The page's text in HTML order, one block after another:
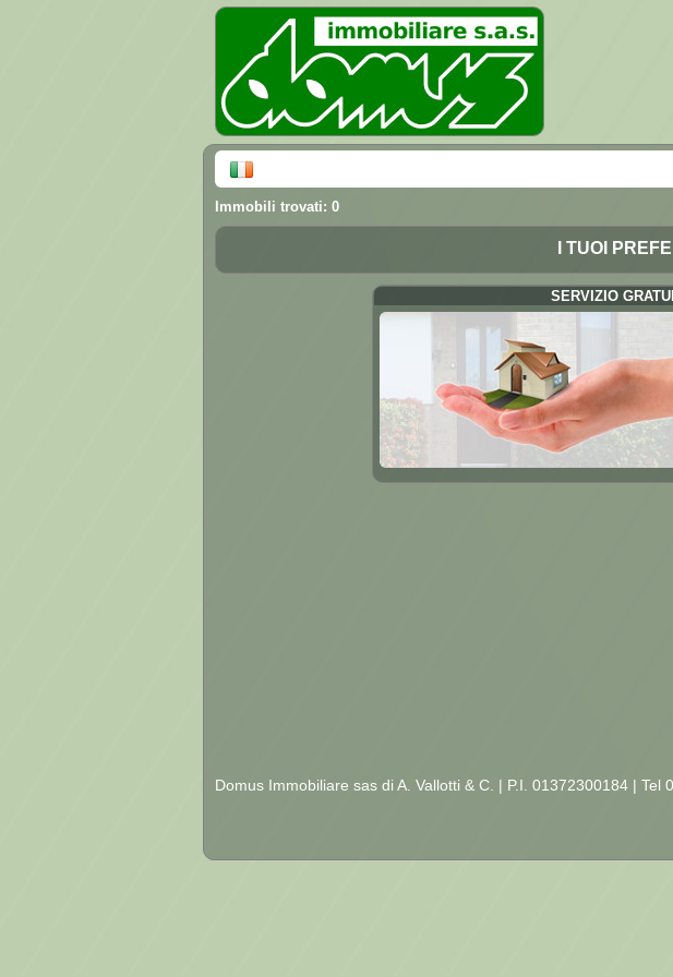
Immobili trovati: 0
I TUOI
SERVIZIO
Domus Immobiliare sas di A. Vallotti & C. | P.I. 01372300184 | Tel